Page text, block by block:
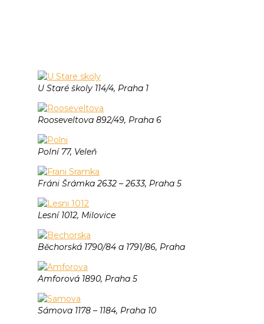
U Staré školy 114/4, Praha 1
Rooseveltova 892/49, Praha 6
Polní 77, Veleň
Fráni Šrámka 2632 – 2633, Praha 5
Lesní 1012, Milovice
Běchorská 1790/84 a 1791/86, Praha
Amforová 1890, Praha 5
Sámova 1178 – 1184, Praha 10